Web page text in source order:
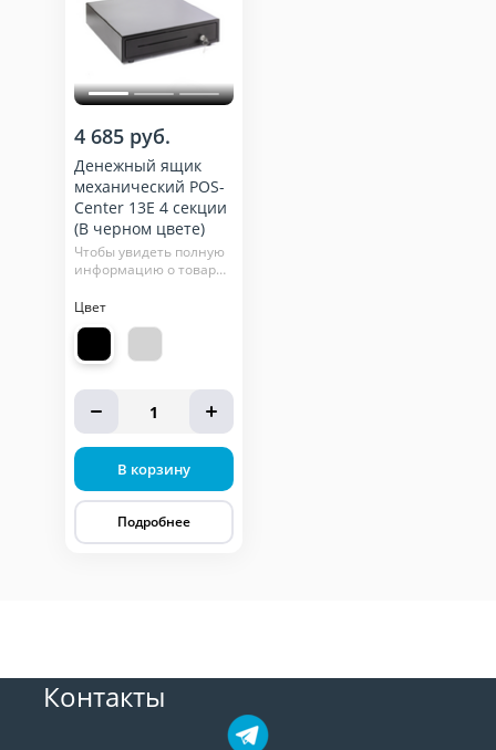
4 685 руб.
Денежный ящик
механический POS-
Center 13E 4 секции
(В черном цвете)
Чтобы увидеть полную
информацию о товаре,
"подробнее"
Цвет
1
В корзину
Подробнее
Контакты